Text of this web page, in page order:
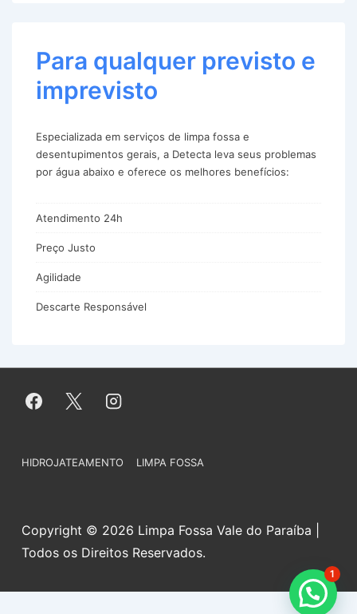
Para qualquer previsto e
imprevisto
Especializada em serviços de limpa fossa e
desentupimentos gerais, a Detecta leva seus problemas
por água abaixo e oferece os melhores benefícios:
Atendimento 24h
Preço Justo
Agilidade
Descarte Responsável
Menu
Rodapé
HIDROJATEAMENTO LIMPA FOSSA
Copyright © 2026 Limpa Fossa Vale do Paraíba |
Todos os Direitos Reservados.
1